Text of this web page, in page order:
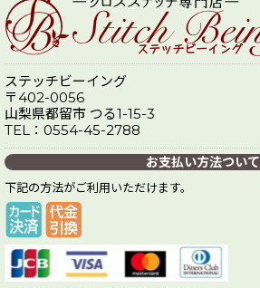
ステッチビーイング
〒402-0056
山梨県都留市 つる1-15-3
TEL：0554-45-2788
お支払い方法ついて
下記の方法がご利用いただけます。